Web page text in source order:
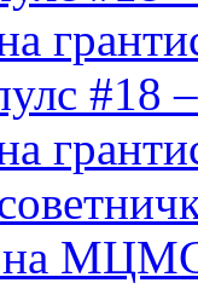
#18
на МЦМС